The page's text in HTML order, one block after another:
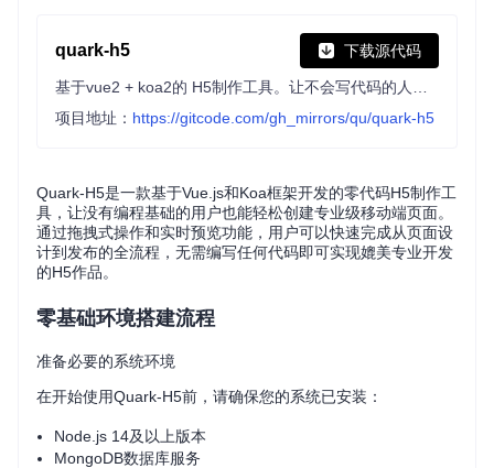
quark-h5 下载源代码
项目地址： https://gitcode.com/gh_mirrors/qu/quark-h5
Quark-H5是一款基于Vue.js和Koa框架开发的零代码H5制作工
具，让没有编程基础的用户也能轻松创建专业级移动端页面。
通过拖拽式操作和实时预览功能，用户可以快速完成从页面设
计到发布的全流程，无需编写任何代码即可实现媲美专业开发
的H5作品。
零基础环境搭建流程
准备必要的系统环境
在开始使用Quark-H5前，请确保您的系统已安装：
Node.js 14及以上版本
MongoDB数据库服务